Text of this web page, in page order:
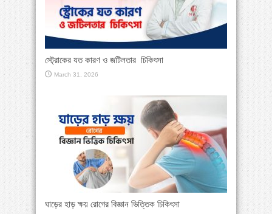
স্ট্রোকের যত কারণ ও জটিলতার চিকিৎসা
March 31, 2026
ঘাড়ের হাড় ক্ষয় রোগের বিজ্ঞান ভিত্তিক চিকিৎসা